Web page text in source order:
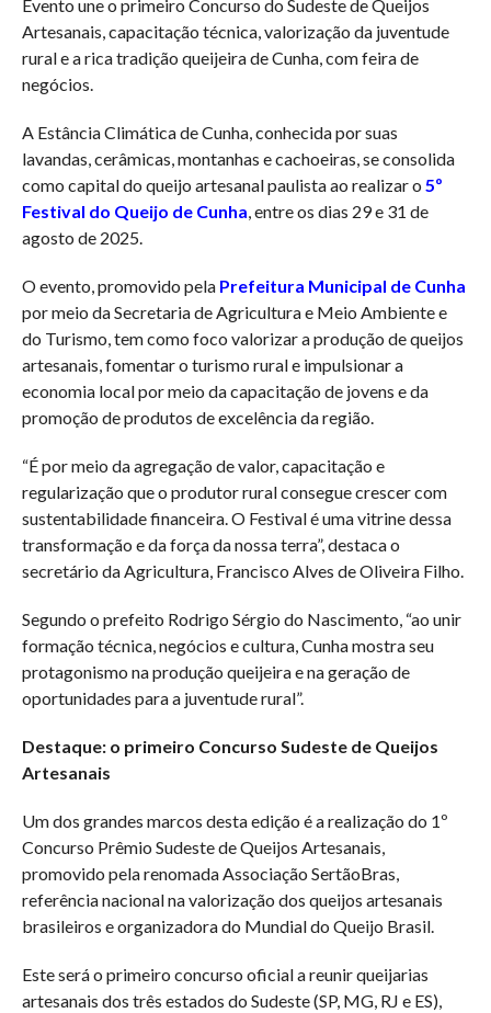
Evento une o primeiro Concurso do Sudeste de Queijos
Artesanais, capacitação técnica, valorização da juventude
rural e a rica tradição queijeira de Cunha, com feira de
negócios.
A Estância Climática de Cunha, conhecida por suas
lavandas, cerâmicas, montanhas e cachoeiras, se consolida
como capital do queijo artesanal paulista ao realizar o 5º
Festival do Queijo de Cunha, entre os dias 29 e 31 de
agosto de 2025.
O evento, promovido pela Prefeitura Municipal de Cunha
por meio da Secretaria de Agricultura e Meio Ambiente e
do Turismo, tem como foco valorizar a produção de queijos
artesanais, fomentar o turismo rural e impulsionar a
economia local por meio da capacitação de jovens e da
promoção de produtos de excelência da região.
“É por meio da agregação de valor, capacitação e
regularização que o produtor rural consegue crescer com
sustentabilidade financeira. O Festival é uma vitrine dessa
transformação e da força da nossa terra”, destaca o
secretário da Agricultura, Francisco Alves de Oliveira Filho.
Segundo o prefeito Rodrigo Sérgio do Nascimento, “ao unir
formação técnica, negócios e cultura, Cunha mostra seu
protagonismo na produção queijeira e na geração de
oportunidades para a juventude rural”.
Destaque: o primeiro Concurso Sudeste de Queijos
Artesanais
Um dos grandes marcos desta edição é a realização do 1º
Concurso Prêmio Sudeste de Queijos Artesanais,
promovido pela renomada Associação SertãoBras,
referência nacional na valorização dos queijos artesanais
brasileiros e organizadora do Mundial do Queijo Brasil.
Este será o primeiro concurso oficial a reunir queijarias
artesanais dos três estados do Sudeste (SP, MG, RJ e ES),